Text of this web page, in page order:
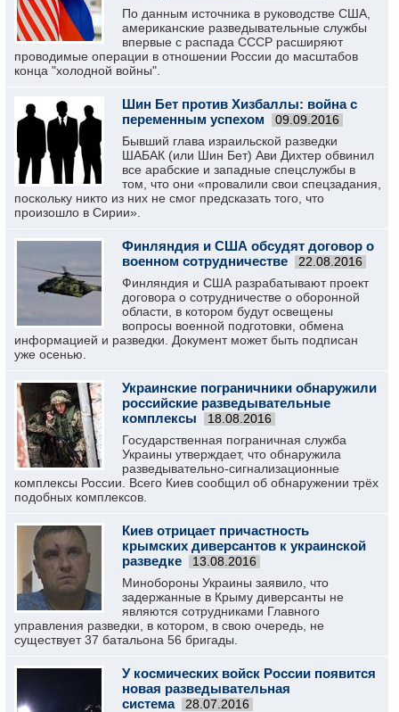
По данным источника в руководстве США,
американские разведывательные службы
впервые с распада СССР расширяют
проводимые операции в отношении России до масштабов
конца "холодной войны".
Шин Бет против Хизбаллы: война с
переменным успехом
09.09.2016
Бывший глава израильской разведки
ШАБАК (или Шин Бет) Ави Дихтер обвинил
все арабские и западные спецслужбы в
том, что они «провалили свои спецзадания,
поскольку никто из них не смог предсказать того, что
произошло в Сирии».
Финляндия и США обсудят договор о
военном сотрудничестве
22.08.2016
Финляндия и США разрабатывают проект
договора о сотрудничестве о оборонной
области, в котором будут освещены
вопросы военной подготовки, обмена
информацией и разведки. Документ может быть подписан
уже осенью.
Украинские пограничники обнаружили
российские разведывательные
комплексы
18.08.2016
Государственная пограничная служба
Украины утверждает, что обнаружила
разведывательно-сигнализационные
комплексы России. Всего Киев сообщил об обнаружении трёх
подобных комплексов.
Киев отрицает причастность
крымских диверсантов к украинской
разведке
13.08.2016
Минобороны Украины заявило, что
задержанные в Крыму диверсанты не
являются сотрудниками Главного
управления разведки, в котором, в свою очередь, не
существует 37 батальона 56 бригады.
У космических войск России появится
новая разведывательная
система
28.07.2016